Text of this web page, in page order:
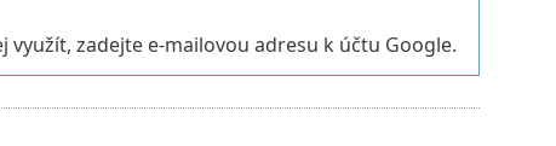
zadejte e-mailovou adresu k účtu Google.